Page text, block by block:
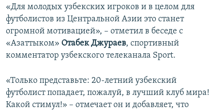
«Для молодых узбекских игроков и в целом для
футболистов из Центральной Азии это станет
огромной мотивацией», – отметил в беседе с
«Азаттыком» Отабек Джураев, спортивный
комментатор узбекского телеканала Sport.
«Только представьте: 20-летний узбекский
футболист попадает, пожалуй, в лучший клуб мира!
Какой стимул!» – отмечает он и добавляет, что